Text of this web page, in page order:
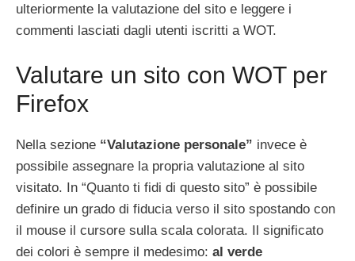
ulteriormente la valutazione del sito e leggere i
commenti lasciati dagli utenti iscritti a WOT.
Valutare un sito con WOT per
Firefox
Nella sezione “Valutazione personale” invece è
possibile assegnare la propria valutazione al sito
visitato. In “Quanto ti fidi di questo sito” è possibile
definire un grado di fiducia verso il sito spostando con
il mouse il cursore sulla scala colorata. Il significato
dei colori è sempre il medesimo: al verde